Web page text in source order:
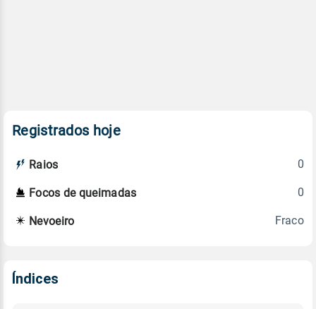
Registrados hoje
Raios 0
Focos de queimadas 0
Nevoeiro Fraco
Índices